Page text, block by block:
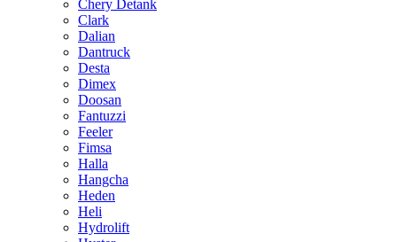
Chery Detank
Clark
Dalian
Dantruck
Desta
Dimex
Doosan
Fantuzzi
Feeler
Fimsa
Halla
Hangcha
Heden
Heli
Hydrolift